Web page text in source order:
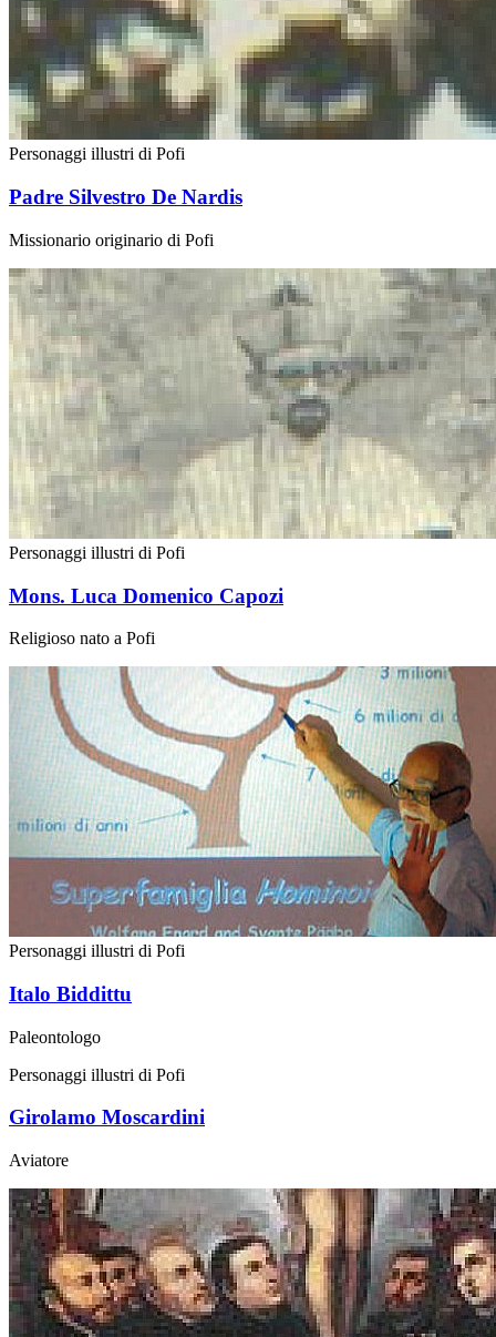
Personaggi illustri di Pofi
Padre Silvestro De Nardis
Missionario originario di Pofi
Personaggi illustri di Pofi
Mons. Luca Domenico Capozi
Religioso nato a Pofi
Personaggi illustri di Pofi
Italo Biddittu
Paleontologo
Personaggi illustri di Pofi
Girolamo Moscardini
Aviatore